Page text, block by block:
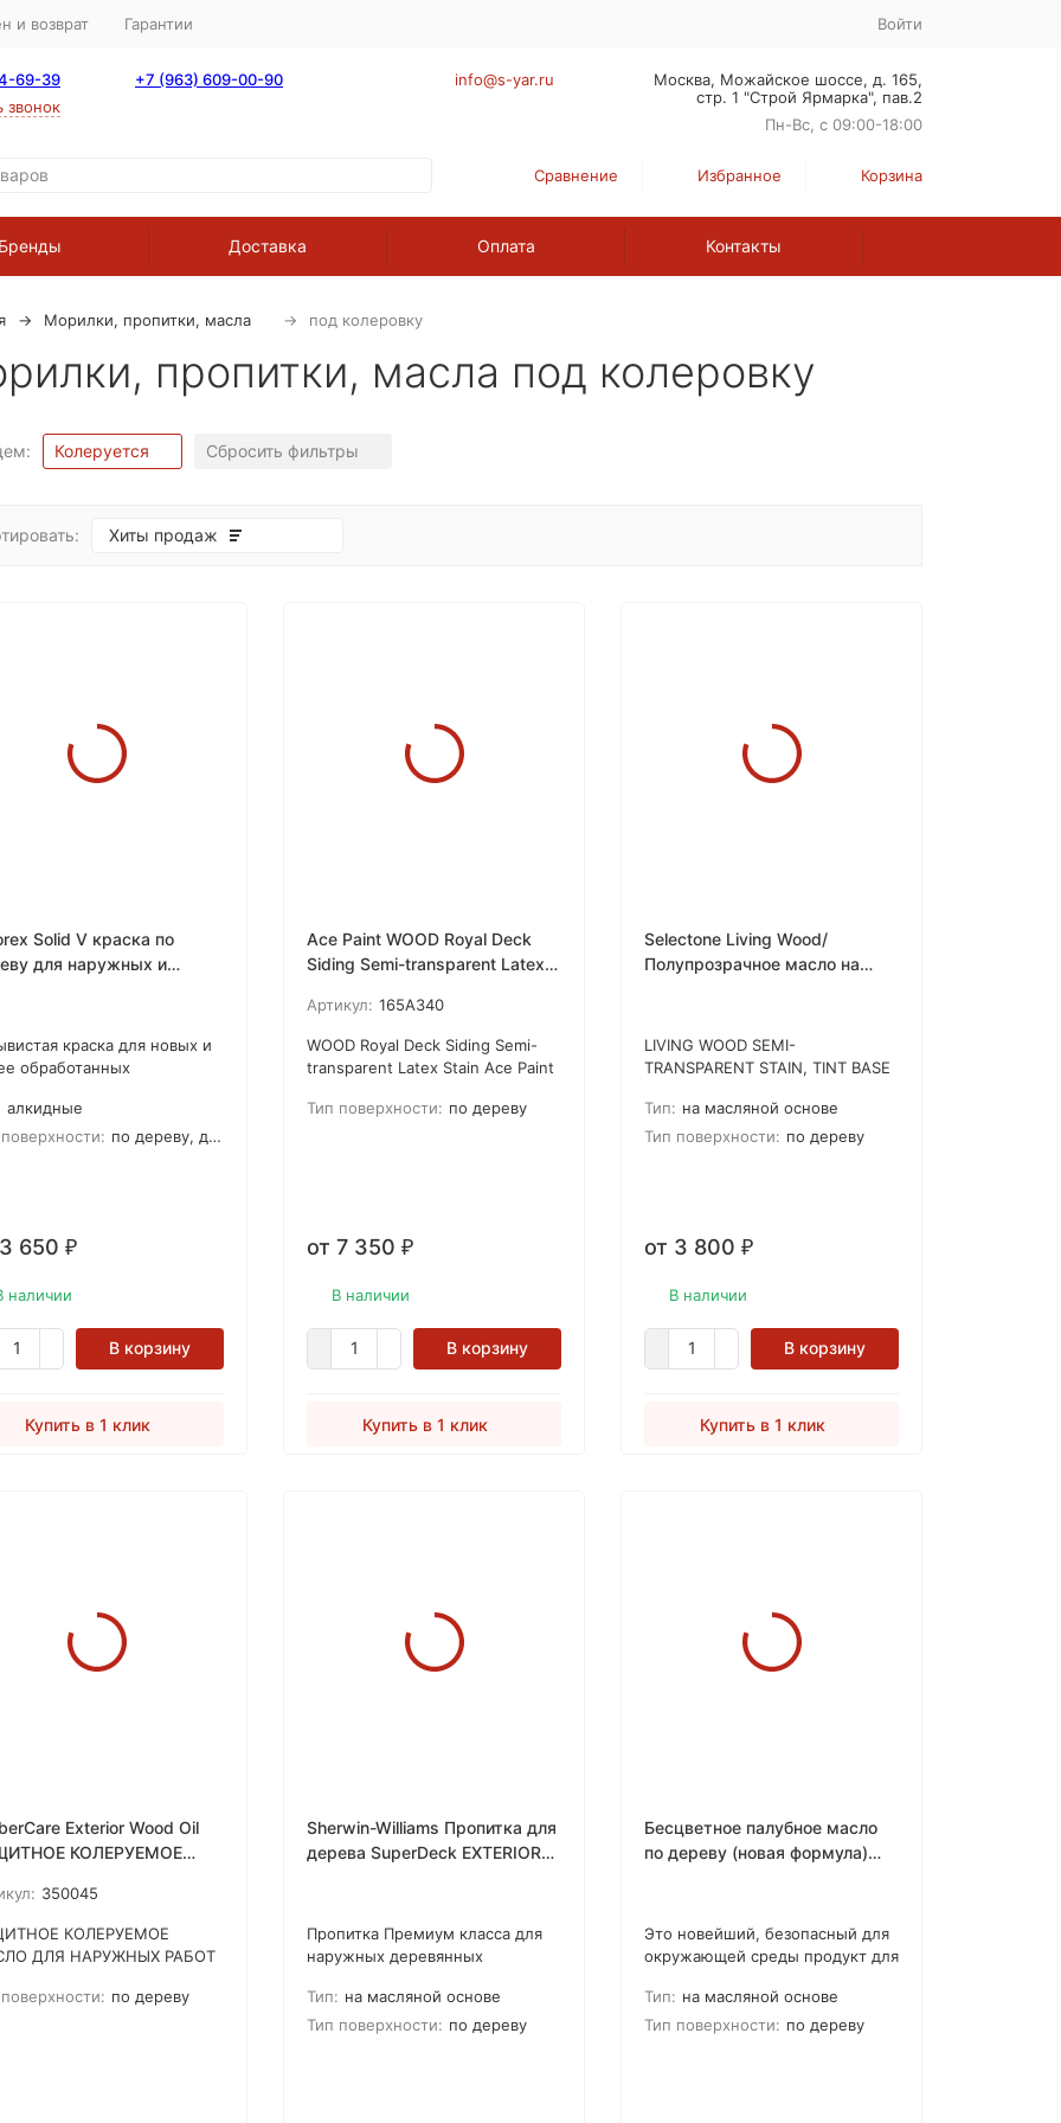
и возврат Гарантии Войти
69-39
звонок
+7 (963) 609-00-90 info@s-yar.ru
Москва, Можайское шоссе, д. 165,
стр. 1 "Строй Ярмарка", пав.2
Пн-Вс, с 09:00-18:00
Сравнение Избранное Корзина
Доставка Оплата Контакты
Морилки, пропитки, масла под колеровку
пропитки, масла под колеровку
Колеруется Сбросить фильтры
Хиты продаж
Solid V краска по
для наружных и
краска для новых и
обработанных
в
условиях.
алкидные
по дереву, для ДСП, для МДФ
650 ₽
наличии
В корзину
Купить в 1 клик
Ace Paint WOOD Royal Deck
Siding Semi-transparent Latex
работ
Артикул: 165A340
WOOD Royal Deck Siding Semi-
transparent Latex Stain Ace Paint
водной основе для наружных
Тип поверхности: по дереву
от 7 350 ₽
В наличии
В корзину
Купить в 1 клик
Selectone Living Wood/
Полупрозрачное масло на
LIVING WOOD SEMI-
TRANSPARENT STAIN, TINT BASE
(морилка) для древесины
Selectone LIVING WOOD\ЛИВИНГ
Тип: на масляной основе
Тип поверхности: по дереву
от 3 800 ₽
В наличии
В корзину
Купить в 1 клик
Exterior Wood Oil
КОЛЕРУЕМОЕ
350045
КОЛЕРУЕМОЕ
ДЛЯ НАРУЖНЫХ РАБОТ
создаетпо дереву
Sherwin-Williams Пропитка для
дерева SuperDeck EXTERIOR
Пропитка Премиум класса для
наружных деревянных
высокой долговечностью и
исключительной стойкостью к
Тип: на масляной основе
Тип поверхности: по дереву
Бесцветное палубное масло
по дереву (новая формула)
Это новейший, безопасный для
окружающей среды продукт для
защищает наружные изделия из
древесины от дождя, солнца и
Тип: на масляной основе
Тип поверхности: по дереву